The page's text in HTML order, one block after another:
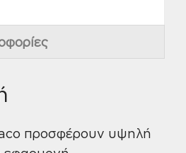
προσφέρουν υψηλή